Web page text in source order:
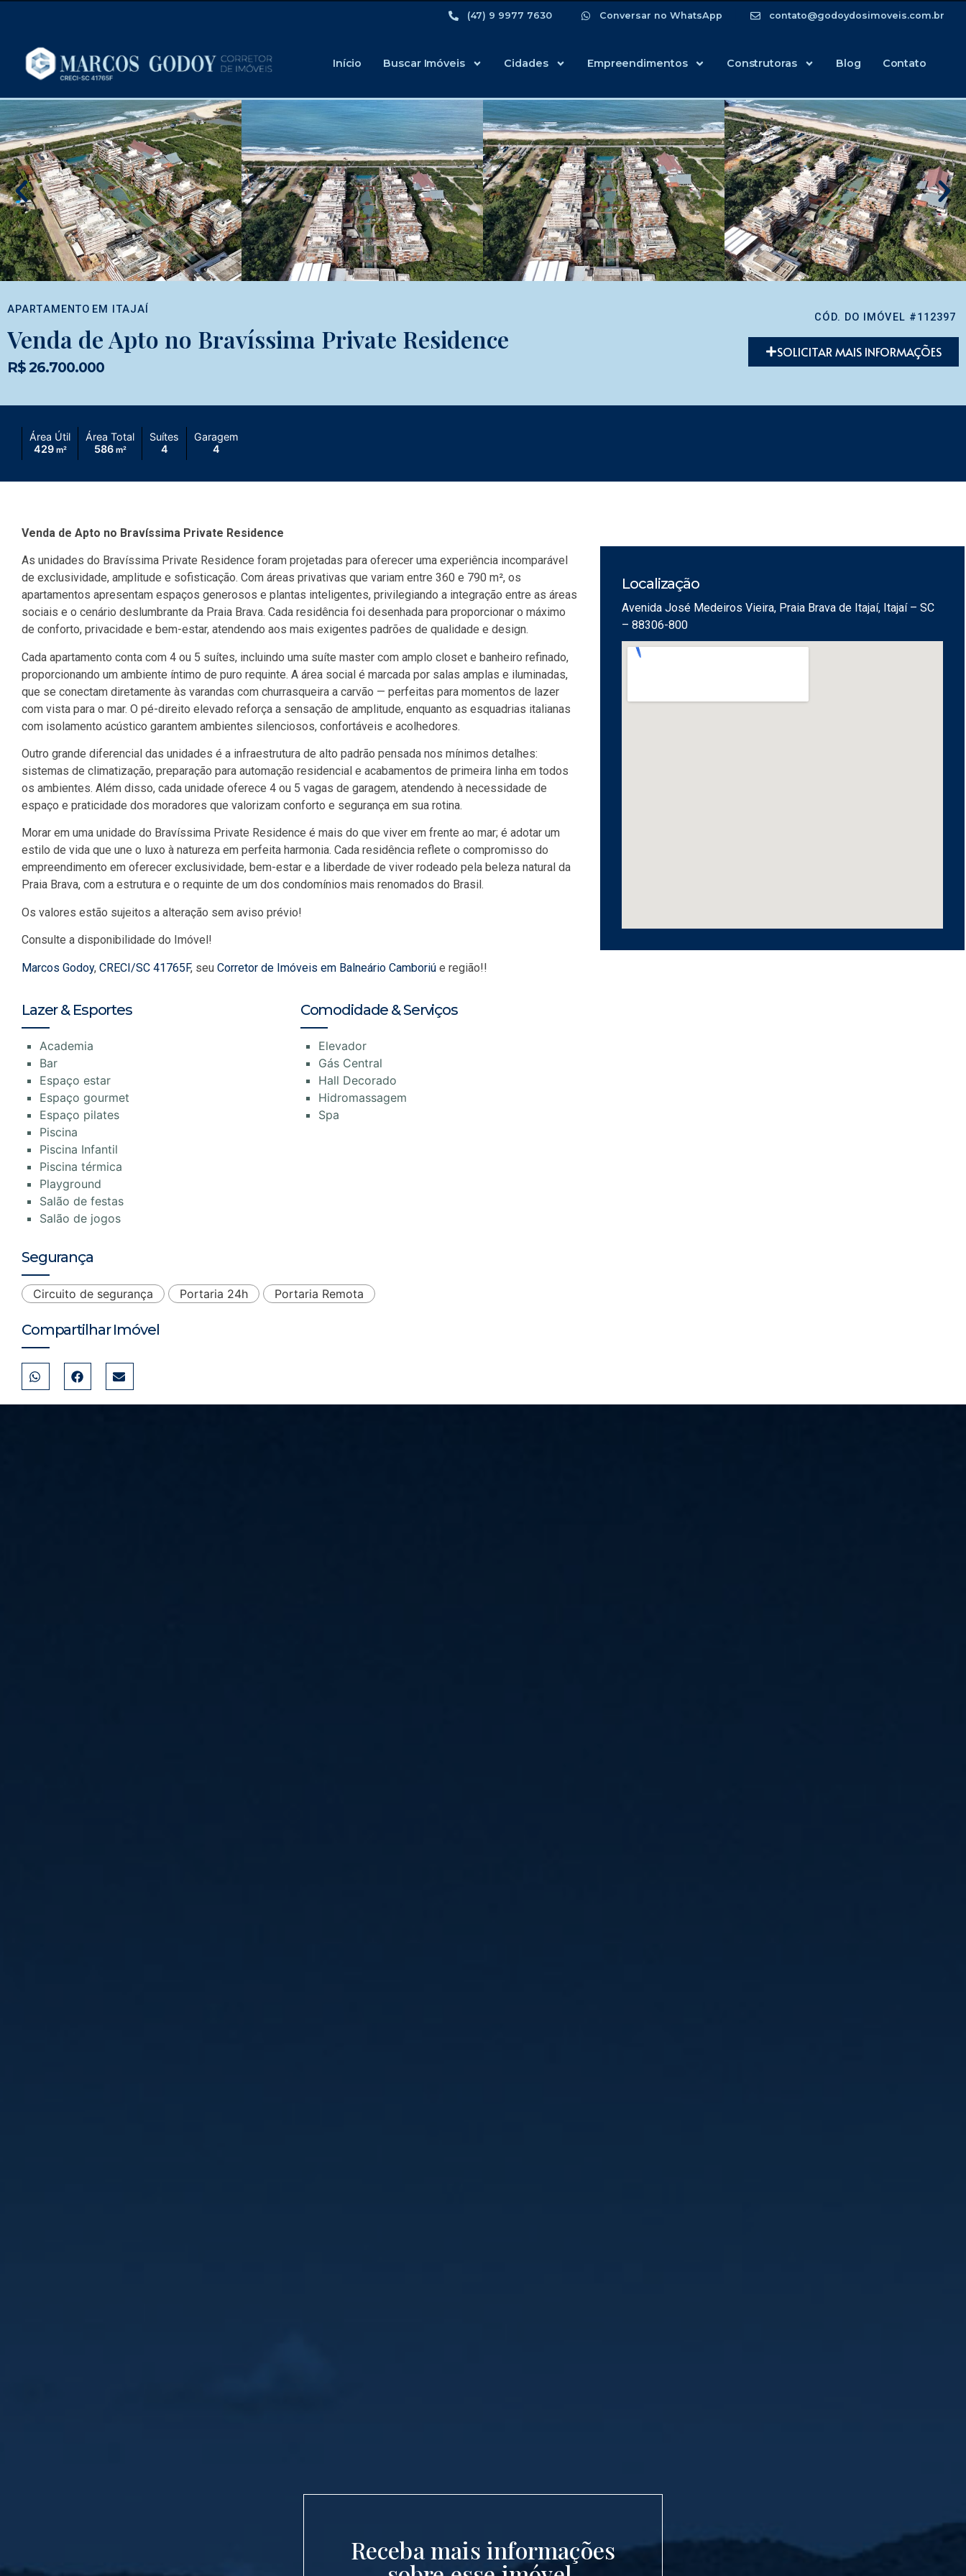
(47) 9 9977 7630 Conversar no WhatsApp contato@godoydosimoveis.com.br
Início Buscar Imóveis Cidades Empreendimentos Construtoras Blog Contato
APARTAMENTO EM ITAJAÍ
Venda de Apto no Bravíssima Private Residence
R$ 26.700.000
CÓD. DO IMÓVEL #112397
SOLICITAR MAIS INFORMAÇÕES
Área Útil
429m²
Área Total
586m²
Suítes
4
Garagem
4
Venda de Apto no Bravíssima Private Residence
As unidades do Bravíssima Private Residence foram projetadas para oferecer uma experiência incomparável
de exclusividade, amplitude e sofisticação. Com áreas privativas que variam entre 360 e 790 m², os
apartamentos apresentam espaços generosos e plantas inteligentes, privilegiando a integração entre as áreas
sociais e o cenário deslumbrante da Praia Brava. Cada residência foi desenhada para proporcionar o máximo
de conforto, privacidade e bem-estar, atendendo aos mais exigentes padrões de qualidade e design.
Cada apartamento conta com 4 ou 5 suítes, incluindo uma suíte master com amplo closet e banheiro refinado,
proporcionando um ambiente íntimo de puro requinte. A área social é marcada por salas amplas e iluminadas,
que se conectam diretamente às varandas com churrasqueira a carvão — perfeitas para momentos de lazer
com vista para o mar. O pé-direito elevado reforça a sensação de amplitude, enquanto as esquadrias italianas
com isolamento acústico garantem ambientes silenciosos, confortáveis e acolhedores.
Outro grande diferencial das unidades é a infraestrutura de alto padrão pensada nos mínimos detalhes:
sistemas de climatização, preparação para automação residencial e acabamentos de primeira linha em todos
os ambientes. Além disso, cada unidade oferece 4 ou 5 vagas de garagem, atendendo à necessidade de
espaço e praticidade dos moradores que valorizam conforto e segurança em sua rotina.
Morar em uma unidade do Bravíssima Private Residence é mais do que viver em frente ao mar; é adotar um
estilo de vida que une o luxo à natureza em perfeita harmonia. Cada residência reflete o compromisso do
empreendimento em oferecer exclusividade, bem-estar e a liberdade de viver rodeado pela beleza natural da
Praia Brava, com a estrutura e o requinte de um dos condomínios mais renomados do Brasil.
Os valores estão sujeitos a alteração sem aviso prévio!
Consulte a disponibilidade do Imóvel!
Marcos Godoy, CRECI/SC 41765F, seu Corretor de Imóveis em Balneário Camboriú e região!!
Lazer & Esportes
Academia
Bar
Espaço estar
Espaço gourmet
Espaço pilates
Piscina
Piscina Infantil
Piscina térmica
Playground
Salão de festas
Salão de jogos
Comodidade & Serviços
Elevador
Gás Central
Hall Decorado
Hidromassagem
Spa
Segurança
Circuito de segurança Portaria 24h Portaria Remota
Compartilhar Imóvel
Localização
Avenida José Medeiros Vieira, Praia Brava de Itajaí, Itajaí – SC
– 88306-800
Receba mais informações